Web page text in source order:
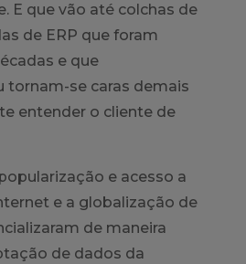
E que vão até colchas de
de ERP que foram
e que
tornam-se caras demais
entender o cliente de
e acesso a
e a globalização de
de maneira
de dados da